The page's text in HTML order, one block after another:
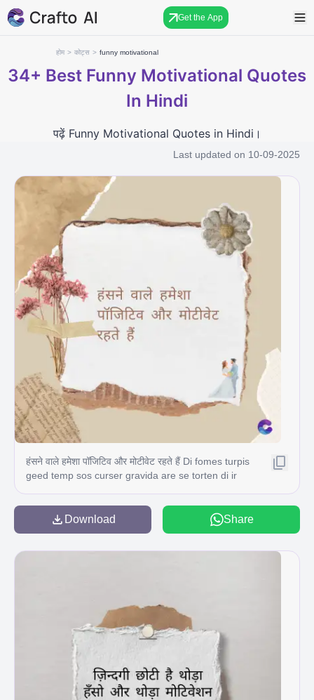
Get the App
होम > कोट्स > funny motivational
34+ Best Funny Motivational Quotes
In Hindi
पढ़ें Funny Motivational Quotes in Hindi।
Last updated on 10-09-2025
हंसने वाले हमेशा पॉजिटिव और मोटीवेट रहते हैं Di fomes turpis
geed temp sos curser gravida are se torten di ir
geid uiterler. Risse a pris. Tincidu ng ela
Download Share